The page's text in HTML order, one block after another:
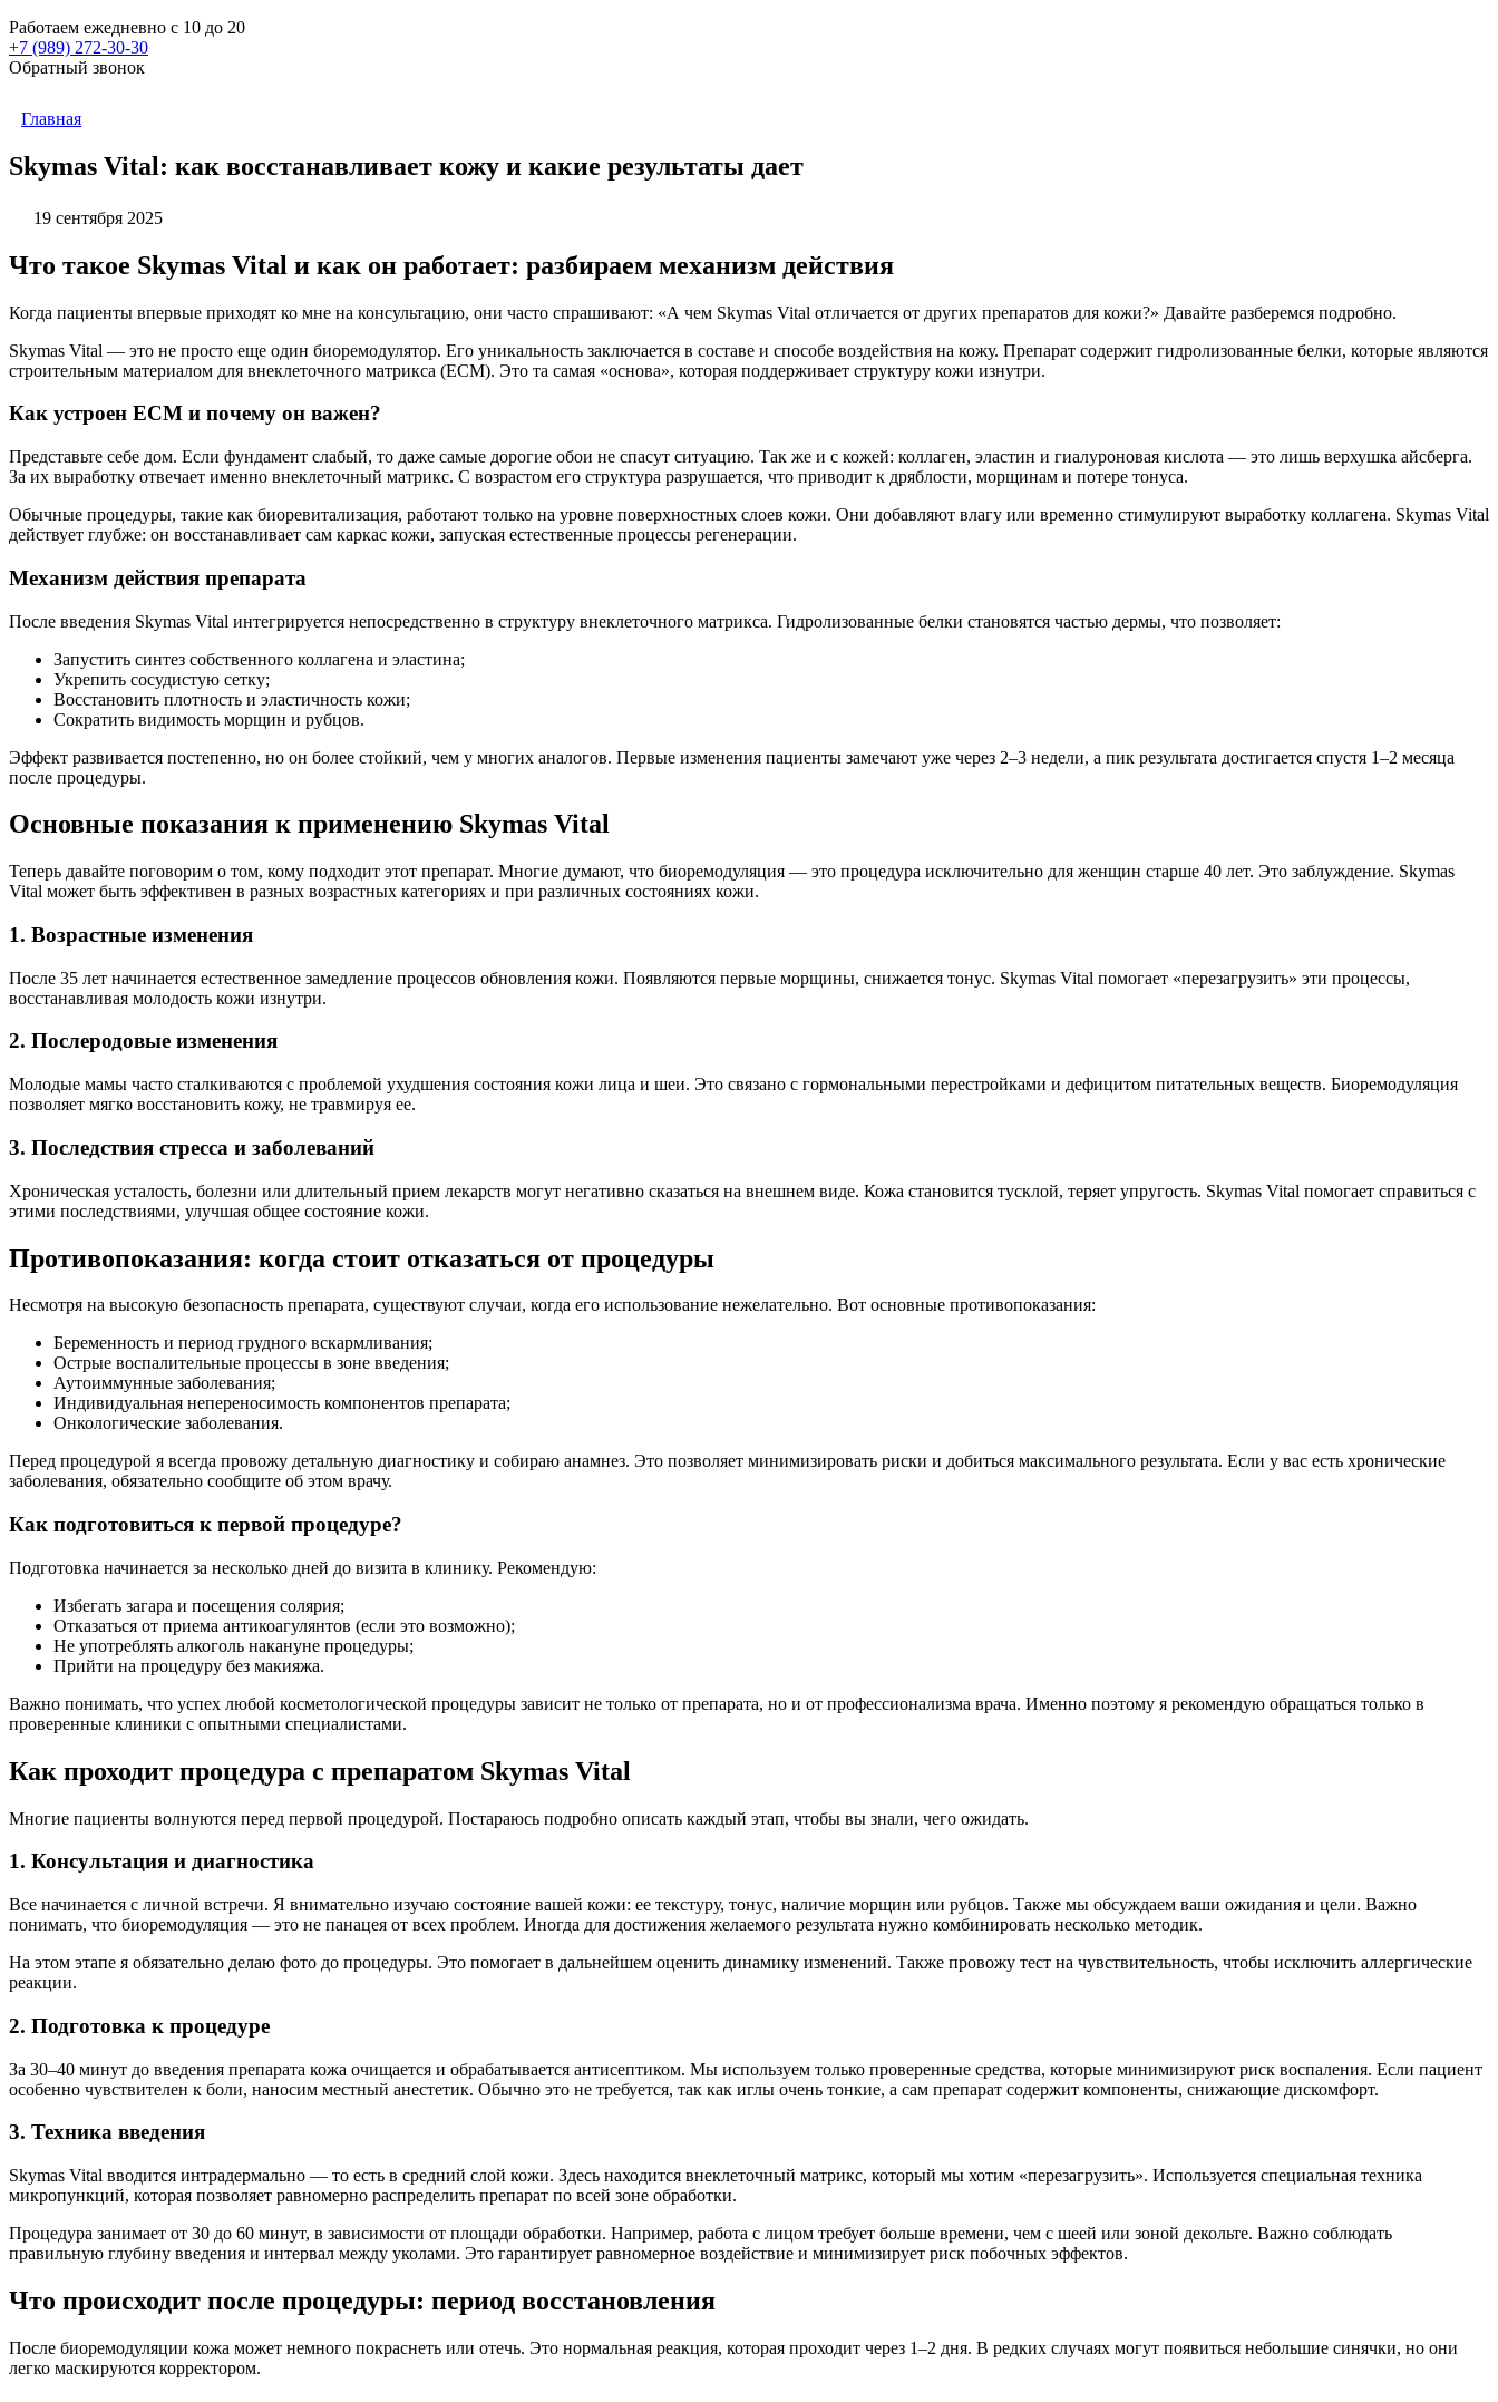
Работаем ежедневно с 10 до 20
+7 (989) 272-30-30
Обратный звонок
Главная
Skymas Vital: как восстанавливает кожу и какие результаты дает
19 сентября 2025
Что такое Skymas Vital и как он работает: разбираем механизм действия
Когда пациенты впервые приходят ко мне на консультацию, они часто спрашивают: «А чем Skymas Vital отличается от других препаратов для кожи?» Давайте разберемся подробно.
Skymas Vital — это не просто еще один биоремодулятор. Его уникальность заключается в составе и способе воздействия на кожу. Препарат содержит гидролизованные белки, которые являются
строительным материалом для внеклеточного матрикса (ECM). Это та самая «основа», которая поддерживает структуру кожи изнутри.
Как устроен ECM и почему он важен?
Представьте себе дом. Если фундамент слабый, то даже самые дорогие обои не спасут ситуацию. Так же и с кожей: коллаген, эластин и гиалуроновая кислота — это лишь верхушка айсберга.
За их выработку отвечает именно внеклеточный матрикс. С возрастом его структура разрушается, что приводит к дряблости, морщинам и потере тонуса.
Обычные процедуры, такие как биоревитализация, работают только на уровне поверхностных слоев кожи. Они добавляют влагу или временно стимулируют выработку коллагена. Skymas Vital
действует глубже: он восстанавливает сам каркас кожи, запуская естественные процессы регенерации.
Механизм действия препарата
После введения Skymas Vital интегрируется непосредственно в структуру внеклеточного матрикса. Гидролизованные белки становятся частью дермы, что позволяет:
Запустить синтез собственного коллагена и эластина;
Укрепить сосудистую сетку;
Восстановить плотность и эластичность кожи;
Сократить видимость морщин и рубцов.
Эффект развивается постепенно, но он более стойкий, чем у многих аналогов. Первые изменения пациенты замечают уже через 2–3 недели, а пик результата достигается спустя 1–2 месяца
после процедуры.
Основные показания к применению Skymas Vital
Теперь давайте поговорим о том, кому подходит этот препарат. Многие думают, что биоремодуляция — это процедура исключительно для женщин старше 40 лет. Это заблуждение. Skymas
Vital может быть эффективен в разных возрастных категориях и при различных состояниях кожи.
1. Возрастные изменения
После 35 лет начинается естественное замедление процессов обновления кожи. Появляются первые морщины, снижается тонус. Skymas Vital помогает «перезагрузить» эти процессы,
восстанавливая молодость кожи изнутри.
2. Послеродовые изменения
Молодые мамы часто сталкиваются с проблемой ухудшения состояния кожи лица и шеи. Это связано с гормональными перестройками и дефицитом питательных веществ. Биоремодуляция
позволяет мягко восстановить кожу, не травмируя ее.
3. Последствия стресса и заболеваний
Хроническая усталость, болезни или длительный прием лекарств могут негативно сказаться на внешнем виде. Кожа становится тусклой, теряет упругость. Skymas Vital помогает справиться с
этими последствиями, улучшая общее состояние кожи.
Противопоказания: когда стоит отказаться от процедуры
Несмотря на высокую безопасность препарата, существуют случаи, когда его использование нежелательно. Вот основные противопоказания:
Беременность и период грудного вскармливания;
Острые воспалительные процессы в зоне введения;
Аутоиммунные заболевания;
Индивидуальная непереносимость компонентов препарата;
Онкологические заболевания.
Перед процедурой я всегда провожу детальную диагностику и собираю анамнез. Это позволяет минимизировать риски и добиться максимального результата. Если у вас есть хронические
заболевания, обязательно сообщите об этом врачу.
Как подготовиться к первой процедуре?
Подготовка начинается за несколько дней до визита в клинику. Рекомендую:
Избегать загара и посещения солярия;
Отказаться от приема антикоагулянтов (если это возможно);
Не употреблять алкоголь накануне процедуры;
Прийти на процедуру без макияжа.
Важно понимать, что успех любой косметологической процедуры зависит не только от препарата, но и от профессионализма врача. Именно поэтому я рекомендую обращаться только в
проверенные клиники с опытными специалистами.
Как проходит процедура с препаратом Skymas Vital
Многие пациенты волнуются перед первой процедурой. Постараюсь подробно описать каждый этап, чтобы вы знали, чего ожидать.
1. Консультация и диагностика
Все начинается с личной встречи. Я внимательно изучаю состояние вашей кожи: ее текстуру, тонус, наличие морщин или рубцов. Также мы обсуждаем ваши ожидания и цели. Важно
понимать, что биоремодуляция — это не панацея от всех проблем. Иногда для достижения желаемого результата нужно комбинировать несколько методик.
На этом этапе я обязательно делаю фото до процедуры. Это помогает в дальнейшем оценить динамику изменений. Также провожу тест на чувствительность, чтобы исключить аллергические
реакции.
2. Подготовка к процедуре
За 30–40 минут до введения препарата кожа очищается и обрабатывается антисептиком. Мы используем только проверенные средства, которые минимизируют риск воспаления. Если пациент
особенно чувствителен к боли, наносим местный анестетик. Обычно это не требуется, так как иглы очень тонкие, а сам препарат содержит компоненты, снижающие дискомфорт.
3. Техника введения
Skymas Vital вводится интрадермально — то есть в средний слой кожи. Здесь находится внеклеточный матрикс, который мы хотим «перезагрузить». Используется специальная техника
микропункций, которая позволяет равномерно распределить препарат по всей зоне обработки.
Процедура занимает от 30 до 60 минут, в зависимости от площади обработки. Например, работа с лицом требует больше времени, чем с шеей или зоной декольте. Важно соблюдать
правильную глубину введения и интервал между уколами. Это гарантирует равномерное воздействие и минимизирует риск побочных эффектов.
Что происходит после процедуры: период восстановления
После биоремодуляции кожа может немного покраснеть или отечь. Это нормальная реакция, которая проходит через 1–2 дня. В редких случаях могут появиться небольшие синячки, но они
легко маскируются корректором.